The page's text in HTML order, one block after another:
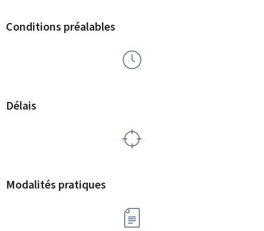
Conditions préalables
Délais
Modalités pratiques